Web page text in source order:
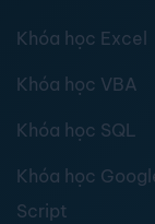
Khóa học Excel
Khóa học VBA
Khóa học SQL
Khóa học
Script